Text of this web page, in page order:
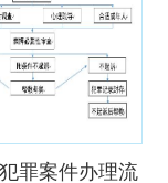
罪案件办理流